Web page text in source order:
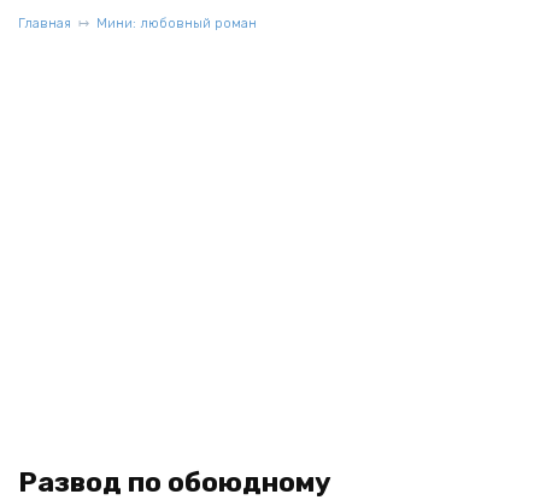
Главная Мини: любовный роман
Развод по обоюдному